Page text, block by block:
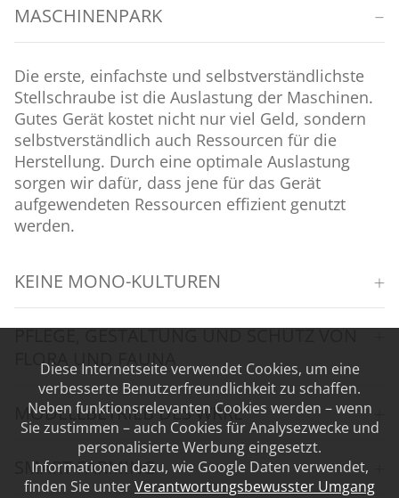
MASCHINENPARK
Die erste, einfachste und selbstverständlichste
Stellschraube ist die Auslastung der Maschinen.
Gutes Gerät kostet nicht nur viel Geld, sondern
selbstverständlich auch Ressourcen für die
Herstellung. Durch eine optimale Auslastung
sorgen wir dafür, dass jene für das Gerät
aufgewendeten Ressourcen effizient genutzt
werden.
KEINE MONO-KULTUREN
PFLEGE, GESTALTUNG UND SCHUTZ VON
FLORA UND FAUNA
MODELLBETRIEB DES WRRL
SMART FARMING
Diese Internetseite verwendet Cookies, um eine
verbesserte Benutzerfreundlichkeit zu schaffen.
Neben funktionsrelevanten Cookies werden – wenn
Sie zustimmen – auch Cookies für Analysezwecke und
personalisierte Werbung eingesetzt.
Informationen dazu, wie Google Daten verwendet,
finden Sie unterVerantwortungsbewusster Umgang